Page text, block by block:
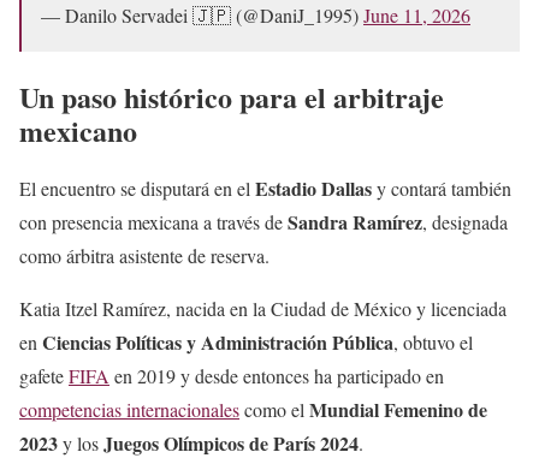
— Danilo Servadei 🇯🇵 (@DaniJ_1995)June 11, 2026
Un paso histórico para el arbitraje
mexicano
El encuentro se disputará en el Estadio Dallasy contará también
con presencia mexicana a través deSandra Ramírez, designada
como árbitra asistente de reserva.
Katia Itzel Ramírez, nacida en la Ciudad de México y licenciada
en Ciencias Políticas y Administración Pública, obtuvo el
gafeteFIFA en 2019 y desde entonces ha participado en
competencias internacionalescomo el Mundial Femenino de
2023y losJuegos Olímpicos de París 2024.